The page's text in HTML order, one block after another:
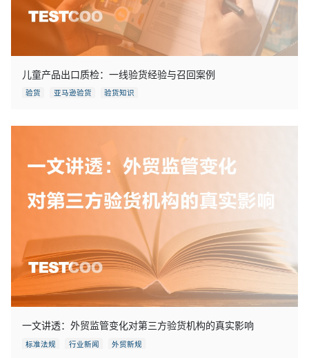
儿童产品出口质检：一线验货经验与召回案例
验货 亚马逊验货 验货知识
一文讲透：外贸监管变化对第三方验货机构的真实影响
标准法规 行业新闻 外贸新规